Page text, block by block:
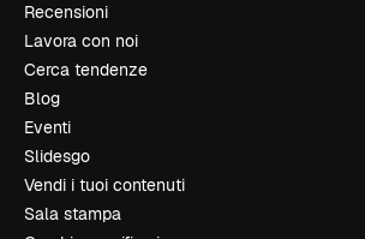
Recensioni
Lavora con noi
Cerca tendenze
Blog
Eventi
Slidesgo
Vendi i tuoi contenuti
Sala stampa